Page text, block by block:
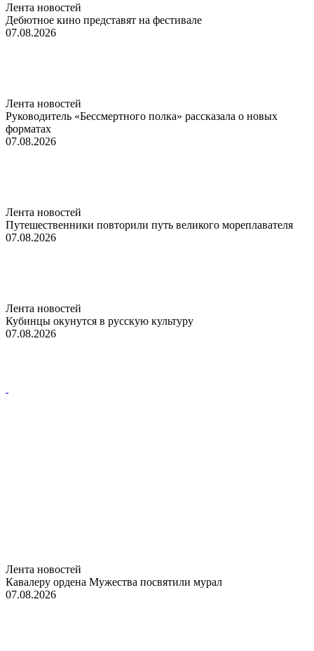
Лента новостей
Дебютное кино представят на фестивале
07.08.2026
Лента новостей
Руководитель «Бессмертного полка» рассказала о новых
форматах
07.08.2026
Лента новостей
Путешественники повторили путь великого мореплавателя
07.08.2026
Лента новостей
Кубинцы окунутся в русскую культуру
07.08.2026
Лента новостей
Кавалеру ордена Мужества посвятили мурал
07.08.2026